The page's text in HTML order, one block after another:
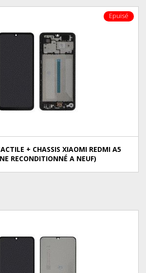
Epuisé
+ CHASSIS XIAOMI REDMI A5
RECONDITIONNÉ A NEUF)